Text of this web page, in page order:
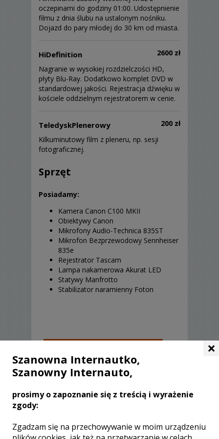
oczepinami do godziny 01:00. Udostępnienie
filmu z dnia ślubu na ustalonym nośniku.
Dojazd do pary młodej do 30 km od miasta.
HiDefinition
2600 zł
Nagranie w wysokiej rozdzielczości HD,
płyty Blu-Ray. Dodatkowo komplet DVD w
standardowej jakości. Rejestracja dźwięku w
kościele oddzielnym rejestratorem w cenie.
TeledyskPlenerowy
200 zł
Kilkuminutowy film z pleneru, np. sesji
fotograficznej.
Sprzęt
Posiadamy:
Kamera Canon C100 MKII
Obiektywy Canon
Mikrofony Audio-Technica 835ST
Mikrofon Bezprzewodowy Sennheiser
835e
Rejestrator Tascam
Lampa nakamerowa Akurat LED
Statywy Manfrotto
Stabilizator naramienny Foton
Ocena:
Wszystko super :)
×
Szanowna Internautko,
Szanowny Internauto,
prosimy o zapoznanie się z treścią i wyrażenie
zgody:
Zgadzam się na przechowywanie w moim urządzeniu